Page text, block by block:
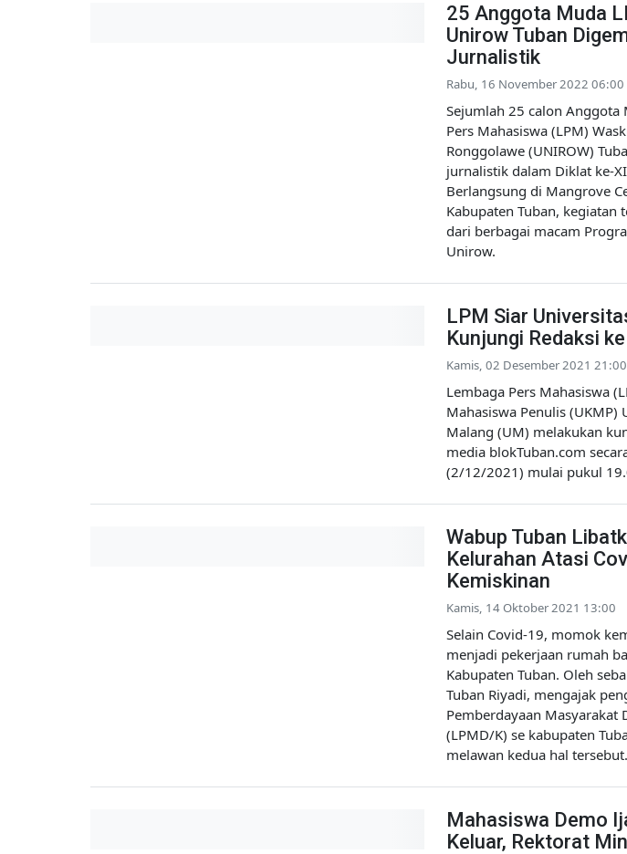
25 Anggota Muda
Unirow Tuban
Jurnalistik
Rabu, 16 November 2022 06:00
Sejumlah 25 calon Anggota
Pers Mahasiswa (LPM)
Ronggolawe (UNIROW)
jurnalistik dalam Diklat ke-
Berlangsung di Mangrove
Kabupaten Tuban, kegiatan
dari berbagai macam
Unirow.
LPM Siar
Kunjungi Redaksi
Kamis, 02 Desember 2021 21:00
Lembaga Pers Mahasiswa
Mahasiswa Penulis (UKMP)
Malang (UM) melakukan
media blokTuban.com
(2/12/2021) mulai pukul
Wabup Tuban
Kelurahan Atasi
Kemiskinan
Kamis, 14 Oktober 2021 13:00
Selain Covid-19, momok
menjadi pekerjaan rumah
Kabupaten Tuban. Oleh
Tuban Riyadi, mengajak
Pemberdayaan Masyarakat
(LPMD/K) se kabupaten
melawan kedua hal tersebut.
Mahasiswa Demo
Keluar, Rektorat